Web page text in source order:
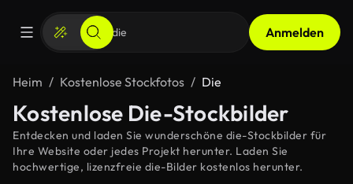
Anmelden
Heim Kostenlose Stockfotos Die
Kostenlose Die-Stockbilder
Entdecken und laden Sie wunderschöne die-Stockbilder für
Ihre Website oder jedes Projekt herunter. Laden Sie
hochwertige, lizenzfreie die-Bilder kostenlos herunter.